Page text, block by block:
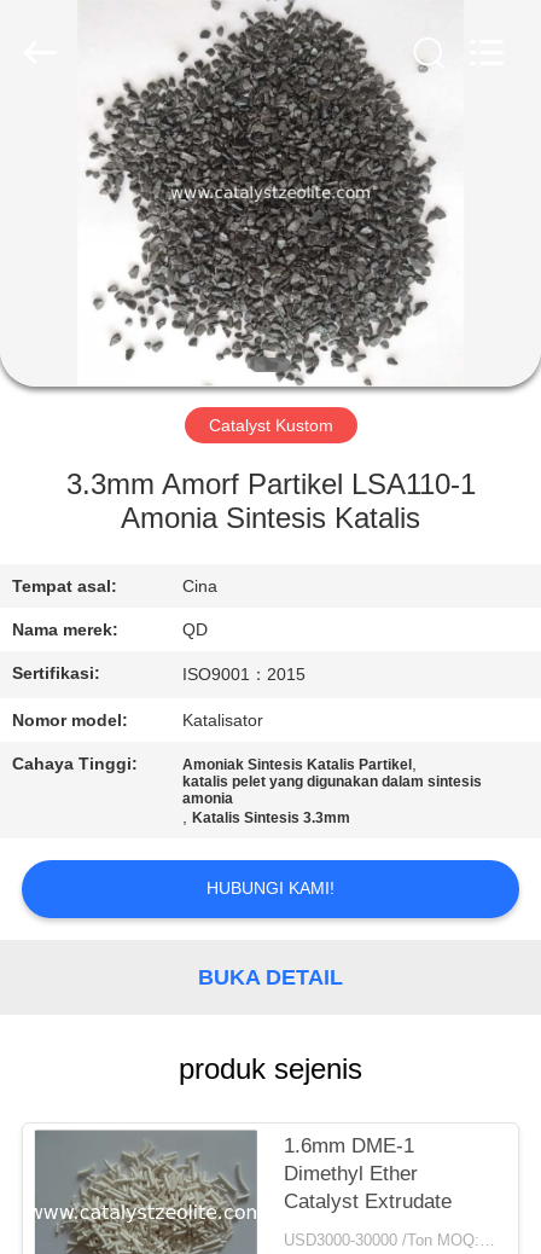
RUMAH
PRODUK
TENTANG
TUR
KONTROL
HUBUNGI
KAMI
SITEMAP
Catalyst Kustom
3.3mm Amorf Partikel LSA110-1
Amonia Sintesis Katalis
Tempat asal: Cina
Nama merek: QD
Sertifikasi: ISO9001：2015
Nomor model: Katalisator
Cahaya Tinggi: Amoniak Sintesis Katalis Partikel ,
katalis pelet yang digunakan dalam sintesis
amonia
,Katalis Sintesis 3.3mm
HUBUNGI KAMI!
BUKA DETAIL
produk sejenis
1.6mm DME-1
Dimethyl Ether
Catalyst Extrudate
USD3000-30000 /Ton MOQ:1 KG